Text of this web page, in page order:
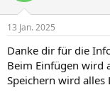
13 Jan. 2025
Danke dir für die
Beim Einfügen wird
Speichern wird alles